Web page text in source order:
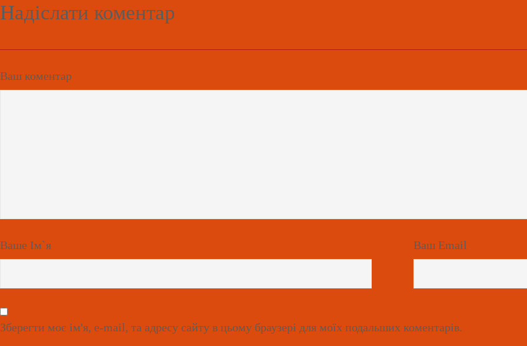
Надіслати коментар
Ваш коментар
Ваше Ім`я Ваш Email
Зберегти моє ім'я, e-mail, та адресу сайту в цьому браузері для моїх подальших коментарів.